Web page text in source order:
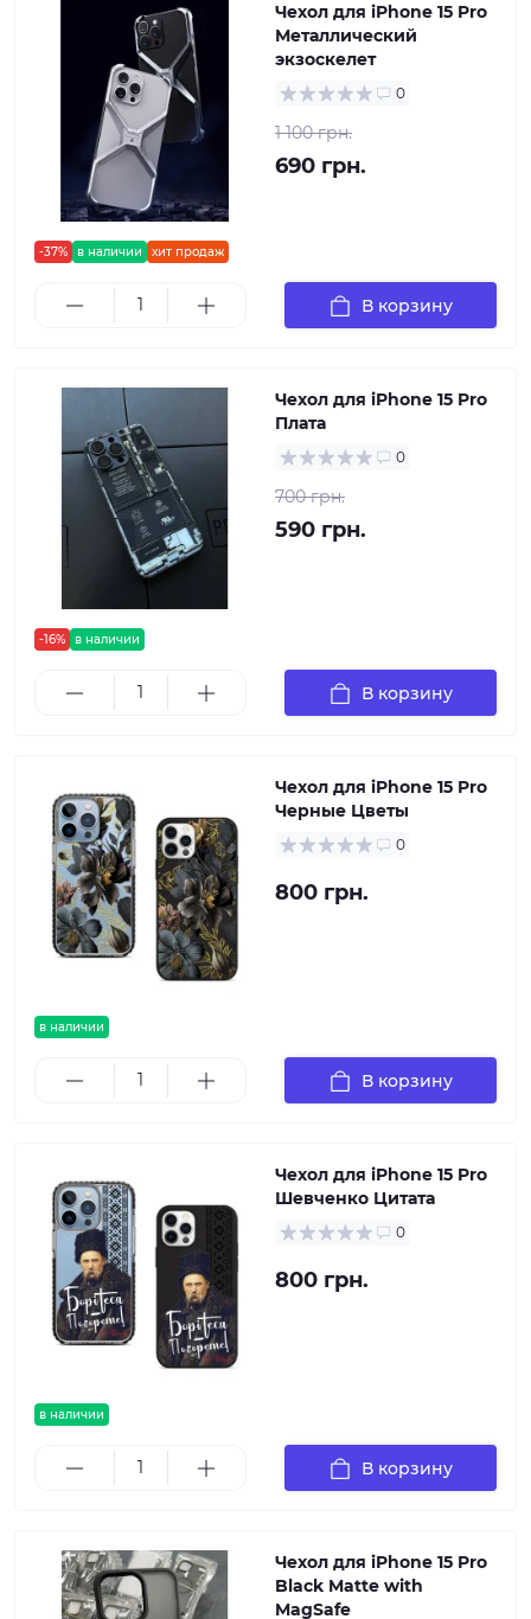
-37% в наличии хит продаж
Чехол для iPhone 15 Pro
Металлический
экзоскелет
0
1 100 грн.
690 грн.
В корзину
-16% в наличии
Чехол для iPhone 15 Pro
Плата
0
700 грн.
590 грн.
В корзину
в наличии
Чехол для iPhone 15 Pro
Черные Цветы
0
800 грн.
В корзину
в наличии
Чехол для iPhone 15 Pro
Шевченко Цитата
0
800 грн.
В корзину
Чехол для iPhone 15 Pro
Black Matte with
MagSafe